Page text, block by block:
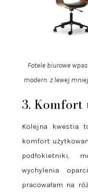
Fotele biurowe
modern: z lewej
3. Komfort
Kolejna kwestia
komfort
podłokietniki,
wychylenia
pracowałam na